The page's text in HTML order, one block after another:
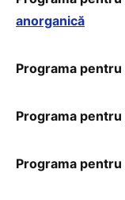
anorganică
Programa pentru
Programa pentru
Programa pentru